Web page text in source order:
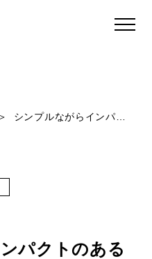
シンプルながらインパクトのあるブロンプトンカスタム。
パクトのある